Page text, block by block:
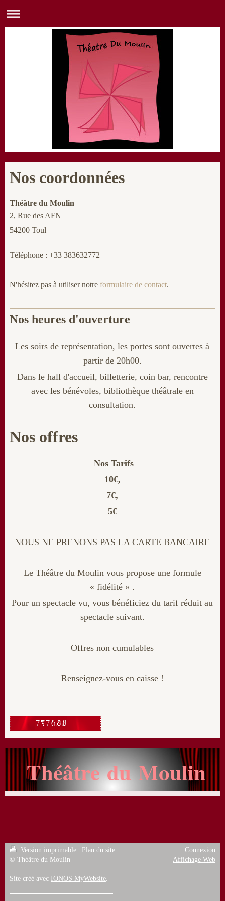
Nos coordonnées
Théâtre du Moulin
2, Rue des AFN
54200 Toul
Téléphone : +33 383632772
N'hésitez pas à utiliser notre formulaire de contact.
Nos heures d'ouverture
Les soirs de représentation, les portes sont ouvertes à
partir de 20h00.
Dans le hall d'accueil, billetterie, coin bar, rencontre
avec les bénévoles, bibliothèque théâtrale en
consultation.
Nos offres
Nos Tarifs
10€,
7€,
5€
NOUS NE PRENONS PAS LA CARTE BANCAIRE
Le Théâtre du Moulin vous propose une formule
« fidélité » .
Pour un spectacle vu, vous bénéficiez du tarif réduit au
spectacle suivant.
Offres non cumulables
Renseignez-vous en caisse !
Théâtre du Moulin
Version imprimable
Plan du site
© Théâtre du Moulin
Site créé avec IONOS MyWebsite.
Connexion
Affichage Web